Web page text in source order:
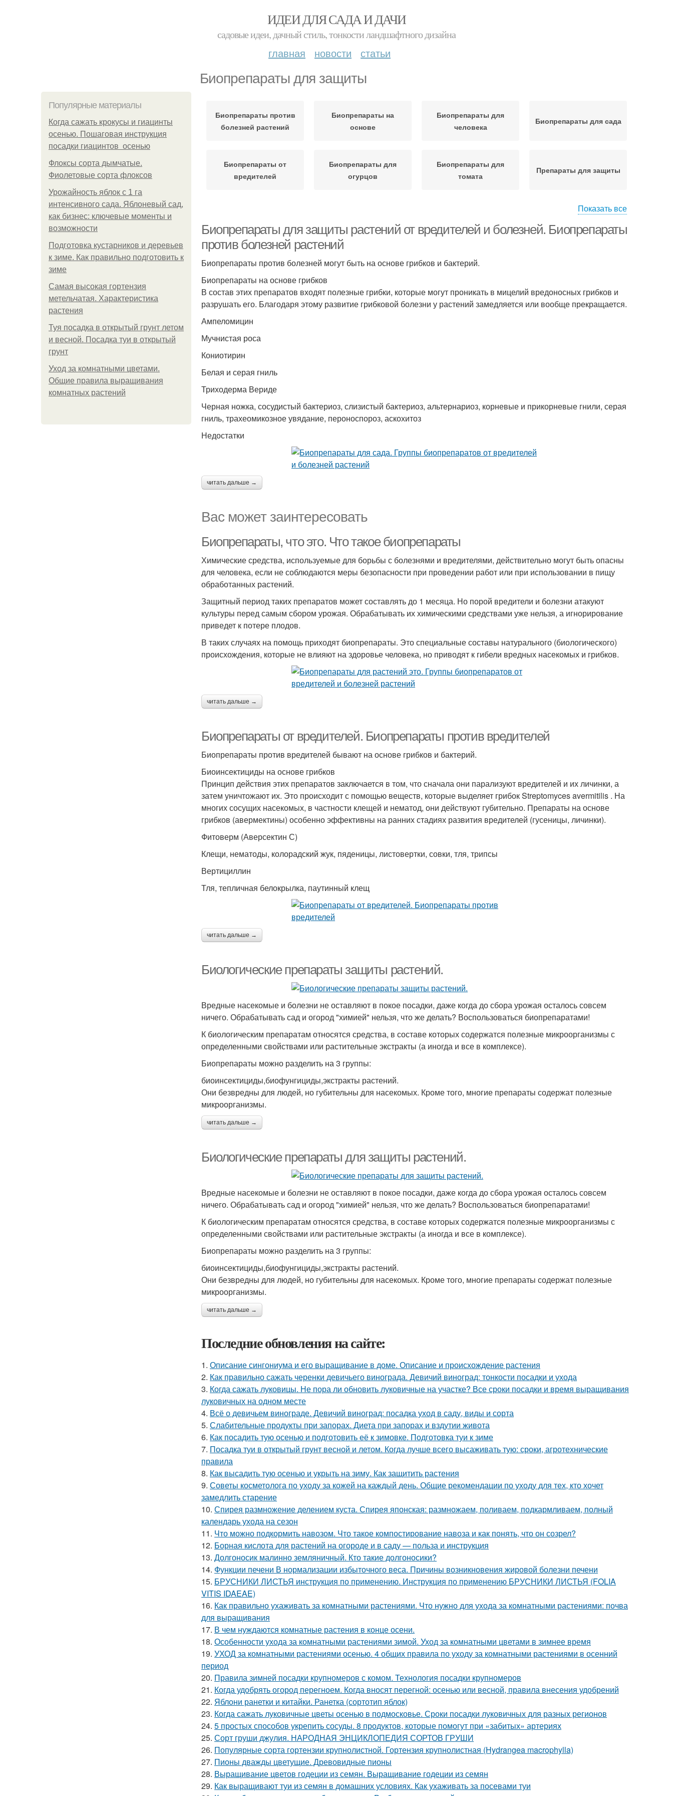
ИДЕИ ДЛЯ САДА И ДАЧИ
садовые идеи, дачный стиль, тонкости ландшафтного дизайна
главная новости статьи
Биопрепараты для защиты
Популярные материалы
Когда сажать крокусы и гиацинты
осенью. Пошаговая инструкция
посадки гиацинтов осенью
Флоксы сорта дымчатые.
Фиолетовые сорта флоксов
Урожайность яблок с 1 га
интенсивного сада. Яблоневый сад,
как бизнес: ключевые моменты и
возможности
Подготовка кустарников и деревьев
к зиме. Как правильно подготовить к
зиме
Самая высокая гортензия
метельчатая. Характеристика
растения
Туя посадка в открытый грунт летом
и весной. Посадка туи в открытый
грунт
Уход за комнатными цветами.
Общие правила выращивания
комнатных растений
Биопрепараты против
болезней растений
Биопрепараты на
основе
Биопрепараты для
человека
Биопрепараты для сада
Биопрепараты от
вредителей
Биопрепараты для
огурцов
Биопрепараты для
томата
Препараты для защиты
Показать все
Биопрепараты для защиты растений от вредителей и болезней. Биопрепараты
против болезней растений
Биопрепараты против болезней могут быть на основе грибков и бактерий.
Биопрепараты на основе грибков
В состав этих препаратов входят полезные грибки, которые могут проникать в мицелий вредоносных грибков и
разрушать его. Благодаря этому развитие грибковой болезни у растений замедляется или вообще прекращается.
Ампеломицин
Мучнистая роса
Кониотирин
Белая и серая гниль
Триходерма Вериде
Черная ножка, сосудистый бактериоз, слизистый бактериоз, альтернариоз, корневые и прикорневые гнили, серая
гниль, трахеомикозное увядание, пероноспороз, аскохитоз
Недостатки
читать дальше →
Вас может заинтересовать
Биопрепараты, что это. Что такое биопрепараты
Химические средства, используемые для борьбы с болезнями и вредителями, действительно могут быть опасны
для человека, если не соблюдаются меры безопасности при проведении работ или при использовании в пищу
обработанных растений.
Защитный период таких препаратов может составлять до 1 месяца. Но порой вредители и болезни атакуют
культуры перед самым сбором урожая. Обрабатывать их химическими средствами уже нельзя, а игнорирование
приведет к потере плодов.
В таких случаях на помощь приходят биопрепараты. Это специальные составы натурального (биологического)
происхождения, которые не влияют на здоровье человека, но приводят к гибели вредных насекомых и грибков.
читать дальше →
Биопрепараты от вредителей. Биопрепараты против вредителей
Биопрепараты против вредителей бывают на основе грибков и бактерий.
Биоинсектициды на основе грибков
Принцип действия этих препаратов заключается в том, что сначала они парализуют вредителей и их личинки, а
затем уничтожают их. Это происходит с помощью веществ, которые выделяет грибок Streptomyces avermitilis . На
многих сосущих насекомых, в частности клещей и нематод, они действуют губительно. Препараты на основе
грибков (авермектины) особенно эффективны на ранних стадиях развития вредителей (гусеницы, личинки).
Фитоверм (Аверсектин С)
Клещи, нематоды, колорадский жук, пяденицы, листовертки, совки, тля, трипсы
Вертициллин
Тля, тепличная белокрылка, паутинный клещ
читать дальше →
Биологические препараты защиты растений.
Вредные насекомые и болезни не оставляют в покое посадки, даже когда до сбора урожая осталось совсем
ничего. Обрабатывать сад и огород "химией" нельзя, что же делать? Воспользоваться биопрепаратами!
К биологическим препаратам относятся средства, в составе которых содержатся полезные микроорганизмы с
определенными свойствами или растительные экстракты (а иногда и все в комплексе).
Биопрепараты можно разделить на 3 группы:
биоинсектициды,биофунгициды,экстракты растений.
Они безвредны для людей, но губительны для насекомых. Кроме того, многие препараты содержат полезные
микроорганизмы.
читать дальше →
Биологические препараты для защиты растений.
Вредные насекомые и болезни не оставляют в покое посадки, даже когда до сбора урожая осталось совсем
ничего. Обрабатывать сад и огород "химией" нельзя, что же делать? Воспользоваться биопрепаратами!
К биологическим препаратам относятся средства, в составе которых содержатся полезные микроорганизмы с
определенными свойствами или растительные экстракты (а иногда и все в комплексе).
Биопрепараты можно разделить на 3 группы:
биоинсектициды,биофунгициды,экстракты растений.
Они безвредны для людей, но губительны для насекомых. Кроме того, многие препараты содержат полезные
микроорганизмы.
читать дальше →
Последние обновления на сайте:
1. Описание сингониума и его выращивание в доме. Описание и происхождение растения
2. Как правильно сажать черенки девичьего винограда. Девичий виноград: тонкости посадки и ухода
3. Когда сажать луковицы. Не пора ли обновить луковичные на участке? Все сроки посадки и время выращивания
луковичных на одном месте
4. Всё о девичьем винограде. Девичий виноград: посадка уход в саду, виды и сорта
5. Слабительные продукты при запорах. Диета при запорах и вздутии живота
6. Как посадить тую осенью и подготовить её к зимовке. Подготовка туи к зиме
7. Посадка туи в открытый грунт весной и летом. Когда лучше всего высаживать тую: сроки, агротехнические
правила
8. Как высадить тую осенью и укрыть на зиму. Как защитить растения
9. Советы косметолога по уходу за кожей на каждый день. Общие рекомендации по уходу для тех, кто хочет
замедлить старение
10. Спирея размножение делением куста. Спирея японская: размножаем, поливаем, подкармливаем, полный
календарь ухода на сезон
11. Что можно подкормить навозом. Что такое компостирование навоза и как понять, что он созрел?
12. Борная кислота для растений на огороде и в саду — польза и инструкция
13. Долгоносик малинно земляничный. Кто такие долгоносики?
14. Функции печени В нормализации избыточного веса. Причины возникновения жировой болезни печени
15. БРУСНИКИ ЛИСТЬЯ инструкция по применению. Инструкция по применению БРУСНИКИ ЛИСТЬЯ (FOLIA
VITIS IDAEAE)
16. Как правильно ухаживать за комнатными растениями. Что нужно для ухода за комнатными растениями: почва
для выращивания
17. В чем нуждаются комнатные растения в конце осени.
18. Особенности ухода за комнатными растениями зимой. Уход за комнатными цветами в зимнее время
19. УХОД за комнатными растениями осенью. 4 общих правила по уходу за комнатными растениями в осенний
период
20. Правила зимней посадки крупномеров с комом. Технология посадки крупномеров
21. Когда удобрять огород перегноем. Когда вносят перегной: осенью или весной, правила внесения удобрений
22. Яблони ранетки и китайки. Ранетка (сортотип яблок)
23. Когда сажать луковичные цветы осенью в подмосковье. Сроки посадки луковичных для разных регионов
24. 5 простых способов укрепить сосуды. 8 продуктов, которые помогут при «забитых» артериях
25. Сорт груши джулия. НАРОДНАЯ ЭНЦИКЛОПЕДИЯ СОРТОВ ГРУШИ
26. Популярные сорта гортензии крупнолистной. Гортензия крупнолистная (Hydrangea macrophylla)
27. Пионы дважды цветущие. Древовидные пионы
28. Выращивание цветов годеции из семян. Выращивание годеции из семян
29. Как выращивают туи из семян в домашних условиях. Как ухаживать за посевами туи